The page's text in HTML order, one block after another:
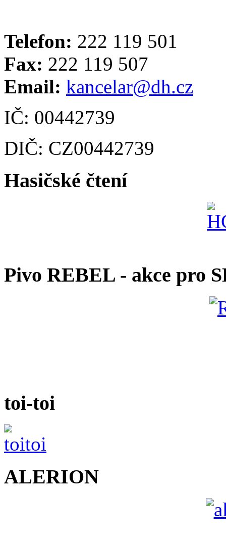
Telefon: 222 119 501
Fax: 222 119 507
Email: kancelar@dh.cz
IČ: 00442739
DIČ: CZ00442739
Hasičské čtení
Pivo REBEL - akce pro
toi-toi
ALERION